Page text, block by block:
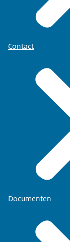
Contact
Documenten